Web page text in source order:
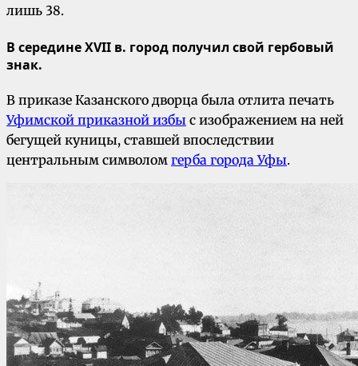
лишь 38.
В середине XVII в. город получил свой гербовый
знак.
В приказе Казанского дворца была отлита печать
Уфимской приказной избы с изображением на ней
бегущей куницы, ставшей впоследствии
центральным символом герба города Уфы.